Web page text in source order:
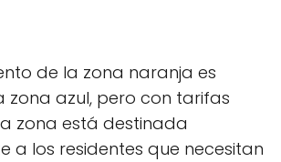
de la zona naranja es
zona azul, pero con tarifas
zona está destinada
a los residentes que necesitan